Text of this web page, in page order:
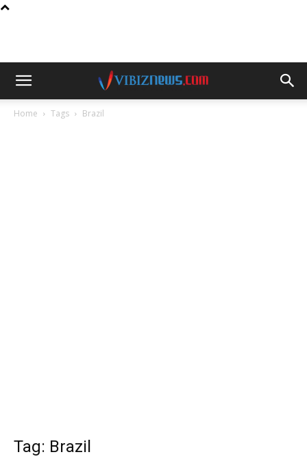
Home Tags Brazil
Tag: Brazil